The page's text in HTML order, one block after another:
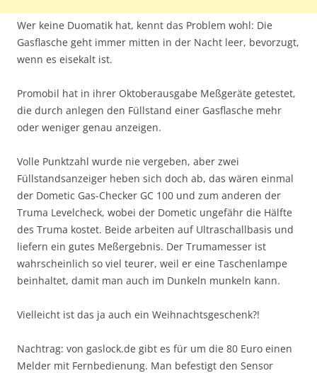
Wer keine Duomatik hat, kennt das Problem wohl: Die
Gasflasche geht immer mitten in der Nacht leer, bevorzugt,
wenn es eisekalt ist.
Promobil hat in ihrer Oktoberausgabe Meßgeräte getestet,
die durch anlegen den Füllstand einer Gasflasche mehr
oder weniger genau anzeigen.
Volle Punktzahl wurde nie vergeben, aber zwei
Füllstandsanzeiger heben sich doch ab, das wären einmal
der Dometic Gas-Checker GC 100 und zum anderen der
Truma Levelcheck, wobei der Dometic ungefähr die Hälfte
des Truma kostet. Beide arbeiten auf Ultraschallbasis und
liefern ein gutes Meßergebnis. Der Trumamesser ist
wahrscheinlich so viel teurer, weil er eine Taschenlampe
beinhaltet, damit man auch im Dunkeln munkeln kann.
Vielleicht ist das ja auch ein Weihnachtsgeschenk?!
Nachtrag: von gaslock.de gibt es für um die 80 Euro einen
Melder mit Fernbedienung. Man befestigt den Sensor